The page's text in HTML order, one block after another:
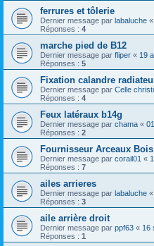
ferrures et tôlerie
Dernier message par labaluche «
Réponses : 4
marche pied de B12
Dernier message par fliper « 19
Réponses : 5
Fixation calandre
Dernier message par Celle
Réponses : 4
Feux latéraux b14g
Dernier message par chama «
Réponses : 2
Fournisseur Arceaux
Dernier message par corail01 «
Réponses : 7
ailes arrieres
Dernier message par labaluche «
Réponses : 3
aile arrière droit
Dernier message par ppf63 « 16
Réponses : 1